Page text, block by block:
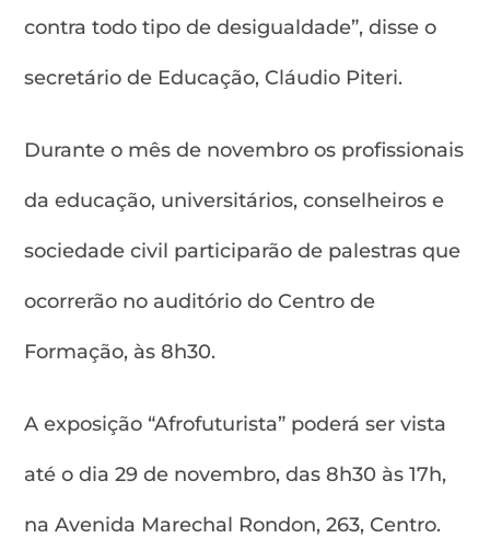
contra todo tipo de desigualdade”, disse o
secretário de Educação, Cláudio Piteri.
Durante o mês de novembro os profissionais
da educação, universitários, conselheiros e
sociedade civil participarão de palestras que
ocorrerão no auditório do Centro de
Formação, às 8h30.
A exposição “Afrofuturista” poderá ser vista
até o dia 29 de novembro, das 8h30 às 17h,
na Avenida Marechal Rondon, 263, Centro.